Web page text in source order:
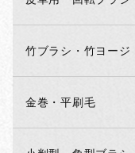
竹ブラシ・竹ヨージ
金巻・平刷毛